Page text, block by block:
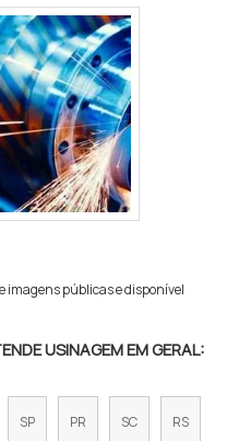
imagens públicas e disponível
USINAGEM EM GERAL:
SP PR SC RS